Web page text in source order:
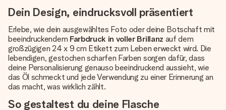
Dein Design, eindrucksvoll präsentiert
Erlebe, wie dein ausgewähltes Foto oder deine Botschaft mit
beeindruckendem Farbdruck in voller Brillanz auf dem
großzügigen 24 x 9 cm Etikett zum Leben erweckt wird. Die
lebendigen, gestochen scharfen Farben sorgen dafür, dass
deine Personalisierung genauso beeindruckend aussieht, wie
das Öl schmeckt und jede Verwendung zu einer Erinnerung an
das macht, was wirklich zählt.
So gestaltest du deine Flasche